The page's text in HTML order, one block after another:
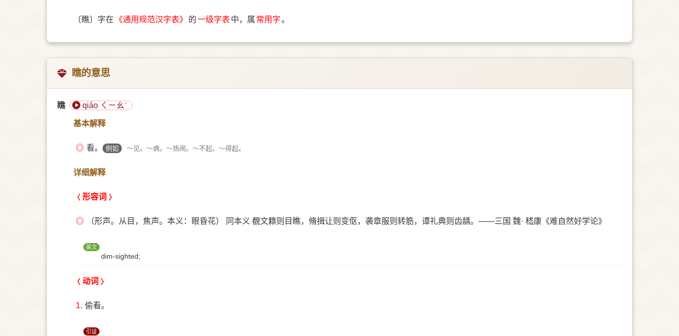
〔瞧〕字在 《通用规范汉字表》 的一级字表 中，属 常用字。
瞧的意思
瞧 qiáo ㄑㄧㄠˊ
基本解释
◎ 看。 例如 ～见。～病。～热闹。～不起。～得起。
详细解释
形容词
◎ （形声。从目，焦声。本义：眼昏花） 同本义 覩文籍则目瞧，脩揖让则变伛，袭章服则转筋，谭礼典则齿龋。——三国 魏· 嵇康《难自然好学论》
英文
dim-sighted;
动词
1. 偷看。
引证